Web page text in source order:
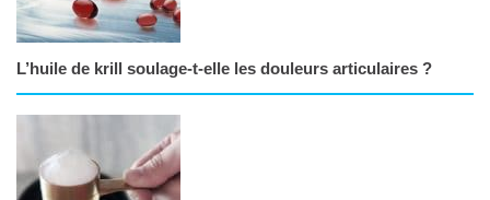
L’huile de krill soulage-t-elle les douleurs articulaires ?